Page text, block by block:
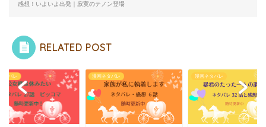
感想！いよいよ出発｜寂寞のテノン登場
RELATED POST
タバレ 漫画ネタバレ 漫画ネタバレ